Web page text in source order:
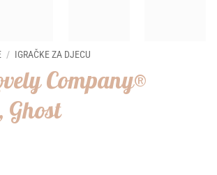
/ IGRAČKE ZA DJECU
Company®